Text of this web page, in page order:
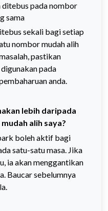
ditebus pada nombor
sama
sekali bagi setiap
nombor mudah alih
pastikan
pada
anda.
lebih daripada
alih saya?
boleh aktif bagi
satu-satu masa. Jika
ia akan menggantikan
Baucar sebelumnya